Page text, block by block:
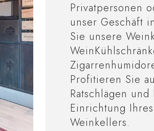
Privatpersonen
unser Geschäft
Sie unsere
Profitieren Sie
Ratschlägen
Einrichtung
Weinkellers.